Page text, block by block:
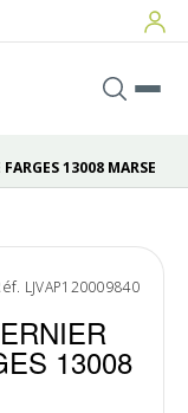
13008 MARSE
LJVAP120009840
13008